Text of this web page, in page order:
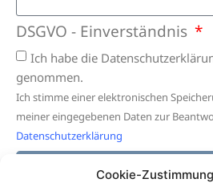
Cookie-Zustimmung
DSGVO - Einverständnis
Ich habe die
genommen.
Ich stimme einer elektronischen
meiner eingegebenen Daten zur
Datenschutzerklärung
Absenden